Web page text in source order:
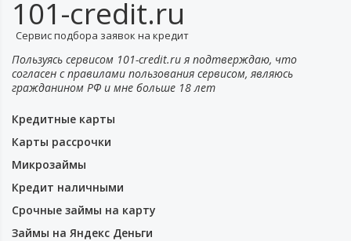
101-credit.ru
Сервис подбора заявок на кредит
Пользуясь сервисом 101-credit.ru я подтверждаю, что
согласен с правилами пользования сервисом, являюсь
гражданином РФ и мне больше 18 лет
Кредитные карты
Карты рассрочки
Микрозаймы
Кредит наличными
Срочные займы на карту
Займы на Яндекс Деньги